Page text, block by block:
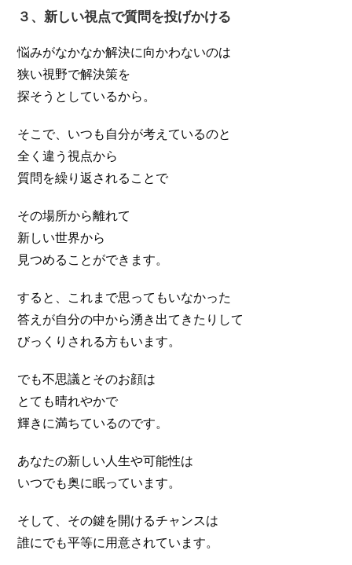
３、新しい視点で質問を投げかける
悩みがなかなか解決に向かわないのは
狭い視野で解決策を
探そうとしているから。
そこで、いつも自分が考えているのと
全く違う視点から
質問を繰り返されることで
その場所から離れて
新しい世界から
見つめることができます。
すると、これまで思ってもいなかった
答えが自分の中から湧き出てきたりして
びっくりされる方もいます。
でも不思議とそのお顔は
とても晴れやかで
輝きに満ちているのです。
あなたの新しい人生や可能性は
いつでも奥に眠っています。
そして、その鍵を開けるチャンスは
誰にでも平等に用意されています。